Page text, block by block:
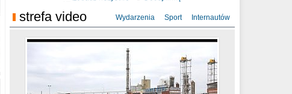
strefa video Wydarzenia Sport Internautów
Ni To Ponk - W oczach mamy strach
sixf33t .Last Year DRONE FOOTAGE
Włocławek
XXIII Sesja Rady Miasta Włocławek VIII
kadencji w dniu 09.06.2020 r.